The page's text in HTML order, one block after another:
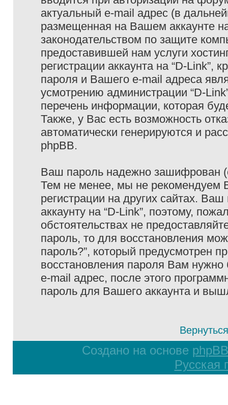
актуальный e-mail адрес (в
размещенная на Вашем аккаунте
законодательством по защите
предоставившей нам услуги
регистрации аккаунта на “D-
пароля и Вашего e-mail адреса
усмотрению администрации “D-
перечень информации, которая
Также, у Вас есть возможность
автоматически генерируются и
phpBB.
Ваш пароль надежно зашифрован
Тем не менее, мы не рекомендуем
регистрации на других сайтах.
аккаунту на “D-Link”, поэтому,
обстоятельствах не
пароль, то для восстановления
пароль?”, который предусмотрен
восстановления пароля Вам
e-mail адрес, после этого
пароль для Вашего аккаунта и
Создано на основе phpBB
Русская